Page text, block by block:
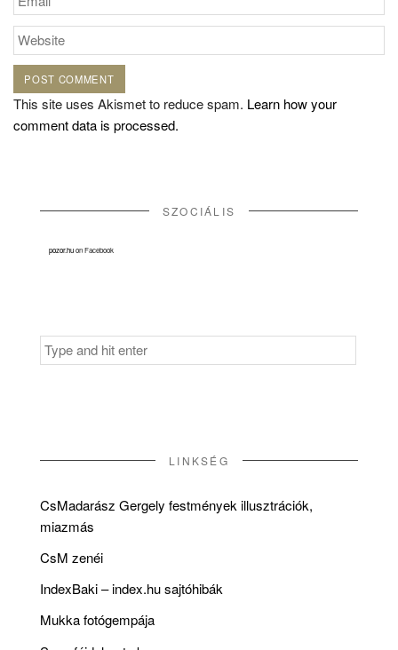
This site uses Akismet to reduce spam. Learn how your
comment data is processed.
SZOCIÁLIS
pozor.huon Facebook
Search
for:
LINKSÉG
CsMadarász Gergely festmények illusztrációk,
miazmás
CsM zenéi
IndexBaki – index.hu sajtóhibák
Mukka fotógempája